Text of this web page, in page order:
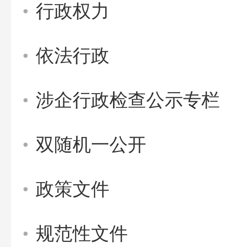
行政权力
依法行政
涉企行政检查公示专栏
双随机一公开
政策文件
规范性文件